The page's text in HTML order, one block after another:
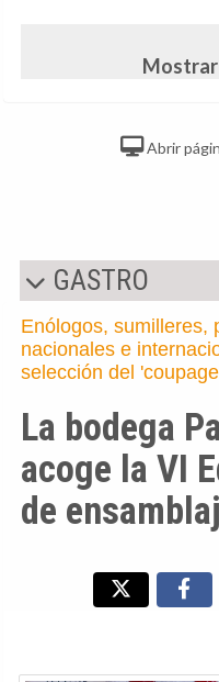
Mostrar
Abrir
GASTRO
Enólogos, sumilleres,
nacionales e
selección del
La bodega
acoge la VI
de